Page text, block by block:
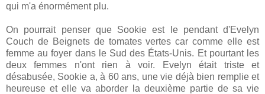
qui m'a énormément plu.
On pourrait penser que Sookie est le pendant d'Evelyn
Couch de Beignets de tomates vertes car comme elle est
femme au foyer dans le Sud des États-Unis. Et pourtant les
deux femmes n'ont rien à voir. Evelyn était triste et
désabusée, Sookie a, à 60 ans, une vie déjà bien remplie et
heureuse et elle va aborder la deuxième partie de sa vie